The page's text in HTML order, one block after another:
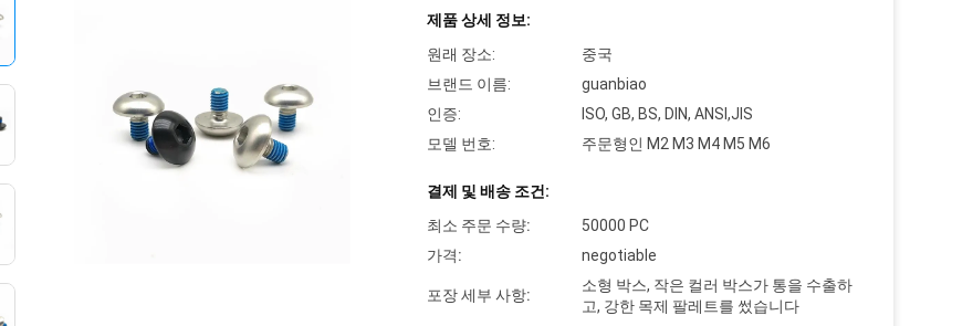
제품 상세 정보:
원래 장소:
중국
브랜드 이름:
guanbiao
인증:
ISO, GB, BS, DIN, ANSI,JIS
모델 번호:
주문형인 M2 M3 M4 M5 M6
결제 및 배송 조건:
최소 주문 수량:
50000 PC
가격:
negotiable
포장 세부 사항:
소형 박스, 작은 컬러 박스가 통을 수출하
고, 강한 목제 팔레트를 썼습니다